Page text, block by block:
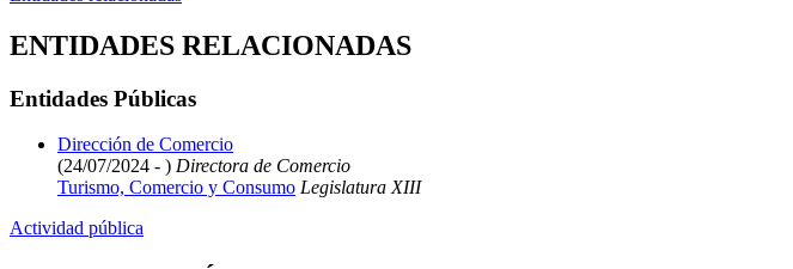
ENTIDADES RELACIONADAS
Entidades Públicas
Dirección de Comercio
(24/07/2024 - ) Directora de Comercio
Turismo, Comercio y Consumo Legislatura XIII
Actividad pública